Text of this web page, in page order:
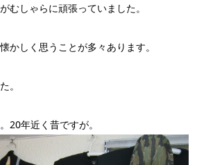
むしゃらに頑張っていました。
かしく思うことが多々あります。
。
20年近く昔ですが。